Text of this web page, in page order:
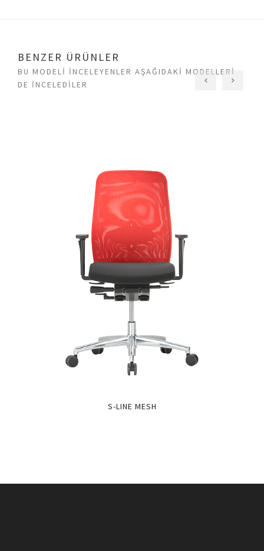
BENZER ÜRÜNLER
BU MODELI INCELEYENLER AŞAĞIDAKI MODELLERI
DE INCELEDILER
S-LINE MESH